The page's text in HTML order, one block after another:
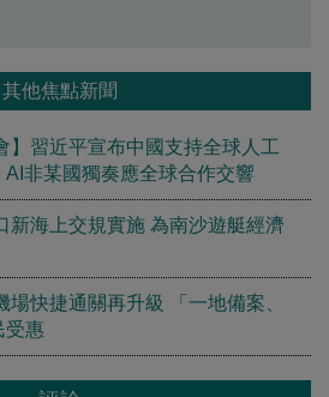
其他焦點新聞
】習近平宣布中國支持全球人工
非某國獨奏應全球合作交響
新海上交規實施 為南沙遊艇經濟
場快捷通關再升級 「一地備案、
受惠